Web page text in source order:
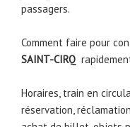
passagers.
Comment faire pour
SAINT-CIRQ
Horaires, train en
réservation, réclamation